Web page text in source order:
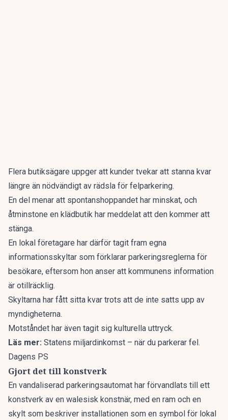
Flera butiksägare uppger att kunder tvekar att stanna kvar
längre än nödvändigt av rädsla för felparkering.
En del menar att spontanshoppandet har minskat, och
åtminstone en klädbutik har meddelat att den kommer att
stänga.
En lokal företagare har därför tagit fram egna
informationsskyltar som förklarar parkeringsreglerna för
besökare, eftersom hon anser att kommunens information
är otillräcklig.
Skyltarna har fått sitta kvar trots att de inte satts upp av
myndigheterna.
Motståndet har även tagit sig kulturella uttryck.
Läs mer: Statens miljardinkomst – när du parkerar fel.
Dagens PS
Gjort det till konstverk
En vandaliserad parkeringsautomat har förvandlats till ett
konstverk av en walesisk konstnär, med en ram och en
skylt som beskriver installationen som en symbol för lokal